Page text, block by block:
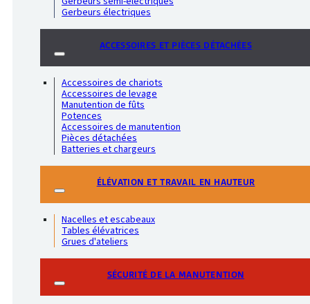
Gerbeurs électriques
ACCESSOIRES ET PIÈCES DÉTACHÉES
Accessoires de chariots
Accessoires de levage
Manutention de fûts
Potences
Accessoires de manutention
Pièces détachées
Batteries et chargeurs
ÉLÉVATION ET TRAVAIL EN HAUTEUR
Nacelles et escabeaux
Tables élévatrices
Grues d'ateliers
SÉCURITÉ DE LA MANUTENTION